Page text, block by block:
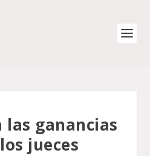
las ganancias
jueces